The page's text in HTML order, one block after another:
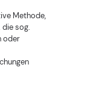
Methode,
sog.
oder